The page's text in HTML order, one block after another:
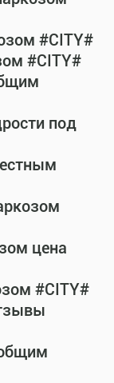
#CITY#
#CITY#
под
цена
#CITY#